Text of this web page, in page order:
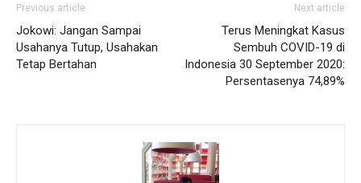
Previous article
Jokowi: Jangan Sampai
Usahanya Tutup, Usahakan
Tetap Bertahan
Next article
Terus Meningkat Kasus
Sembuh COVID-19 di
Indonesia 30 September 2020:
Persentasenya 74,89%